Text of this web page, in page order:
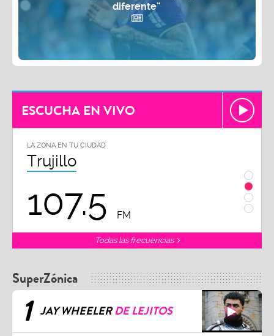
diferente”
ESCUCHA EN VIVO
LA ZONA EN TU CIUDAD
Trujillo
107.5 FM
Todas las frecuencias
SuperZónica
1 JAY WHEELERDE LEJITOS